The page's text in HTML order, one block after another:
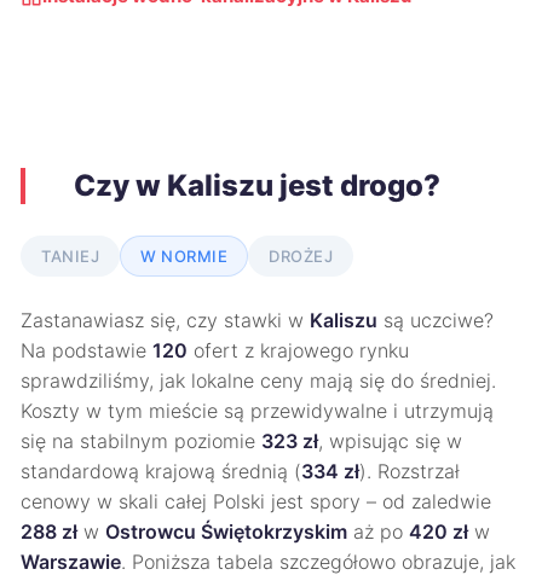
Czy w Kaliszu jest drogo?
TANIEJ W NORMIE DROŻEJ
Zastanawiasz się, czy stawki w Kaliszu są uczciwe?
Na podstawie 120 ofert z krajowego rynku
sprawdziliśmy, jak lokalne ceny mają się do średniej.
Koszty w tym mieście są przewidywalne i utrzymują
się na stabilnym poziomie 323 zł, wpisując się w
standardową krajową średnią (334 zł). Rozstrzał
cenowy w skali całej Polski jest spory – od zaledwie
288 złw Ostrowcu Świętokrzyskim aż po 420 złw
Warszawie. Poniższa tabela szczegółowo obrazuje, jak